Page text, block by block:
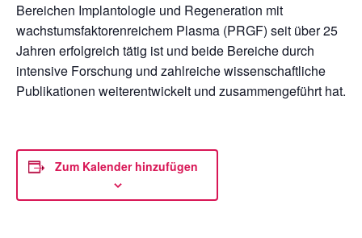
Bereichen Implantologie und Regeneration mit
wachstumsfaktorenreichem Plasma (PRGF) seit über 25
Jahren erfolgreich tätig ist und beide Bereiche durch
intensive Forschung und zahlreiche wissenschaftliche
Publikationen weiterentwickelt und zusammengeführt hat.
Zum Kalender hinzufügen